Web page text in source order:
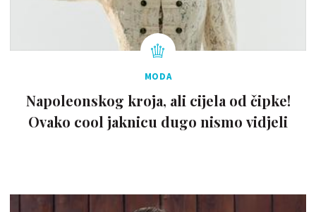
MODA
Napoleonskog kroja, ali cijela od čipke!
Ovako cool jaknicu dugo nismo vidjeli